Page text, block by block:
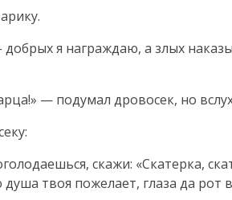
добрых я награждаю, а злых
— подумал дровосек, но
скажи: «Скатерка,
твоя пожелает, глаза да рот